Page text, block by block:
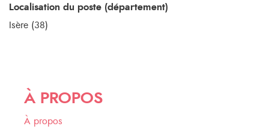
Localisation du poste (département)
Isère (38)
À PROPOS
À propos